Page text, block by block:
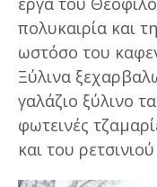
πολυκαιρία και
ωστόσο του
Ξύλινα
γαλάζιο ξύλινο
φωτεινές
και του